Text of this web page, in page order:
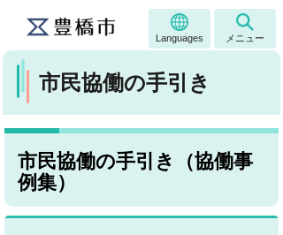
Languages メニュー
市民協働の手引き
市民協働の手引き（協働事
例集）